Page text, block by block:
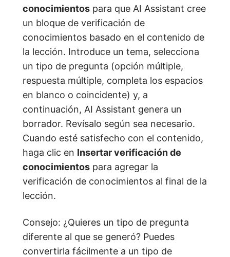
conocimientos para que AI Assistant cree
un bloque de verificación de
conocimientos basado en el contenido de
la lección. Introduce un tema, selecciona
un tipo de pregunta (opción múltiple,
respuesta múltiple, completa los espacios
en blanco o coincidente) y, a
continuación, AI Assistant genera un
borrador. Revísalo según sea necesario.
Cuando esté satisfecho con el contenido,
haga clic en Insertar verificación de
conocimientos para agregar la
verificación de conocimientos al final de la
lección.
Consejo: ¿Quieres un tipo de pregunta
diferente al que se generó? Puedes
convertirla fácilmente a un tipo de